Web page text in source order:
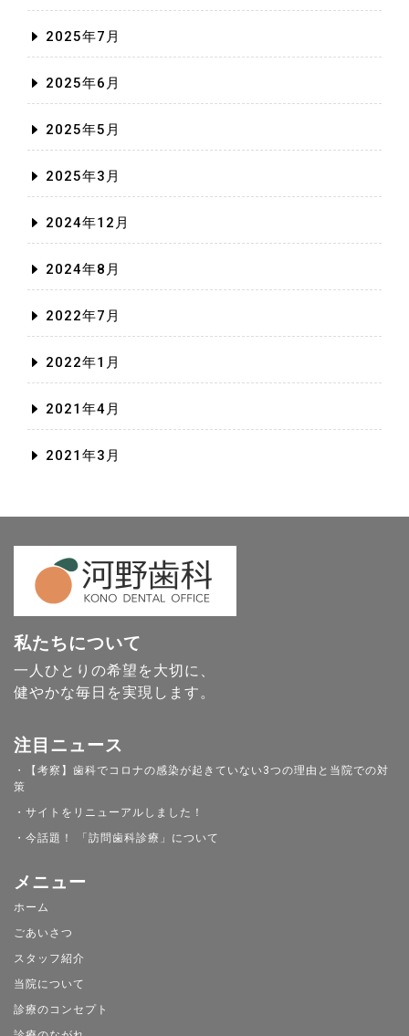
2025年7月
2025年6月
2025年5月
2025年3月
2024年12月
2024年8月
2022年7月
2022年1月
2021年4月
2021年3月
私たちについて
一人ひとりの希望を大切に、
健やかな毎日を実現します。
注目ニュース
・【考察】歯科でコロナの感染が起きていない3つの理由と当院での対
策
・サイトをリニューアルしました！
・今話題！ 「訪問歯科診療」について
メニュー
ホーム
ごあいさつ
スタッフ紹介
当院について
診療のコンセプト